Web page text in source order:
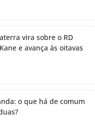
vira sobre o RD
e avança às oitavas
o que há de comum